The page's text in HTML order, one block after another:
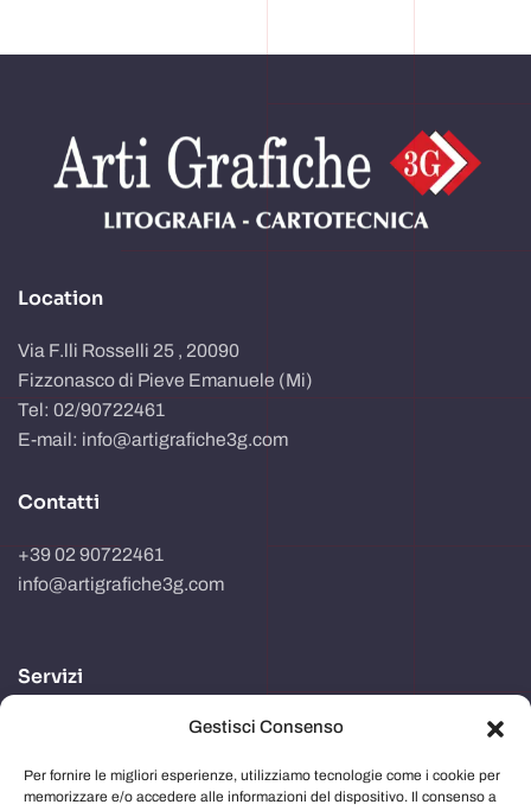
Gestisci Consenso
Per fornire le migliori esperienze, utilizziamo tecnologie come i cookie per
memorizzare e/o accedere alle informazioni del dispositivo. Il consenso a
Location
Via F.lli Rosselli 25 , 20090
Fizzonasco di Pieve Emanuele (Mi)
Tel: 02/90722461
E-mail: info@artigrafiche3g.com
Contatti
+39 02 90722461
info@artigrafiche3g.com
Servizi
Realizzazione packaging
Progettazione e studio grafico